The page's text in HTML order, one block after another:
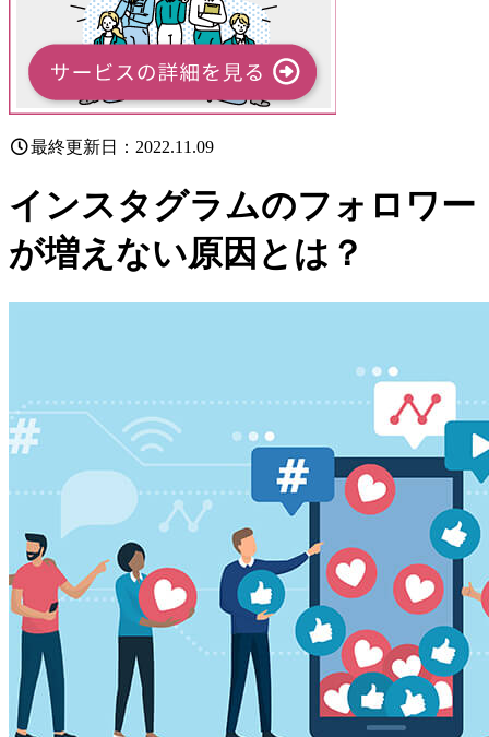
最終更新日：2022.11.09
インスタグラムのフォロワー
が増えない原因とは？